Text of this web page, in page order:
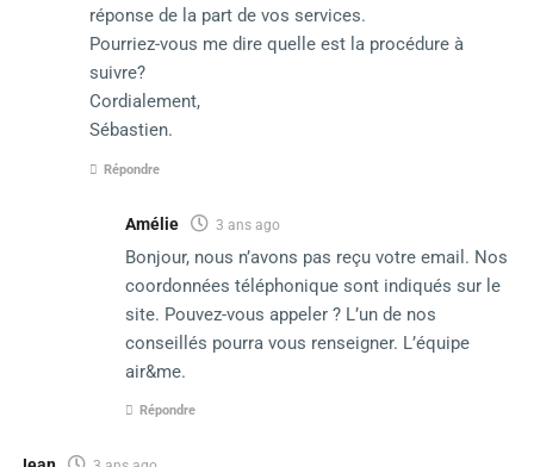
réponse de la part de vos services.
Pourriez-vous me dire quelle est la procédure à
suivre?
Cordialement,
Sébastien.
Répondre
Amélie 3 ans ago
Bonjour, nous n’avons pas reçu votre email. Nos
coordonnées téléphonique sont indiqués sur le
site. Pouvez-vous appeler ? L’un de nos
conseillés pourra vous renseigner. L’équipe
air&me.
Répondre